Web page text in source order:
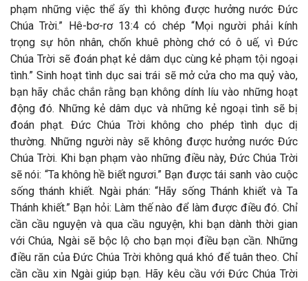
phạm những việc thể ấy thì không được hưởng nước Đức
Chúa Trời.” Hê-bơ-rơ 13:4 có chép “Mọi người phải kính
trọng sự hôn nhân, chốn khuê phòng chớ có ô uế, vì Đức
Chúa Trời sẽ đoán phạt kẻ dâm dục cùng kẻ phạm tội ngoại
tình.”Sinh hoạt tình dục sai trái sẽ mở cửa cho ma quỷ vào,
bạn hãy chắc chắn rằng bạn không dính líu vào những hoạt
động đó. Những kẻ dâm dục và những kẻ ngoại tình sẽ bị
đoán phạt. Đức Chúa Trời không cho phép tình dục dị
thường. Những người này sẽ không được hưởng nước Đức
Chúa Trời. Khi bạn phạm vào những điều này, Đức Chúa Trời
sẽ nói: “Ta không hề biết ngươi.” Bạn được tái sanh vào cuộc
sống thánh khiết. Ngài phán: “Hãy sống Thánh khiết và Ta
Thánh khiết.” Bạn hỏi: Làm thế nào để làm được điều đó. Chỉ
cần cầu nguyện và qua cầu nguyện, khi bạn dành thời gian
với Chúa, Ngài sẽ bộc lộ cho bạn mọi điều bạn cần. Những
điều răn của Đức Chúa Trời không quá khó để tuân theo. Chỉ
cần cầu xin Ngài giúp bạn. Hãy kêu cầu với Đức Chúa Trời